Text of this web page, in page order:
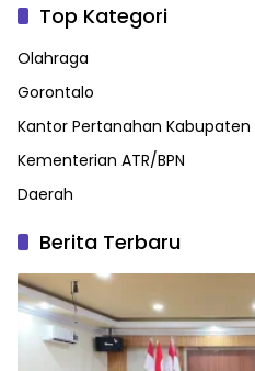
Top Kategori
Olahraga
Gorontalo
Kantor Pertanahan Kabupaten
Kementerian ATR/BPN
Daerah
Berita Terbaru